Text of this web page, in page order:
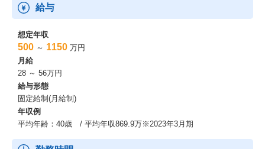
きます。
・大規模・高負荷なシステムを支えるパブリッククラウド環境の
インフラ構築経験を通じ、高度な技術スキルを得られます。
給与
想定年収
500 ～ 1150 万円
月給
28 ～ 56万円
給与形態
固定給制(月給制)
年収例
平均年齢：40歳 / 平均年収869.9万※2023年3月期